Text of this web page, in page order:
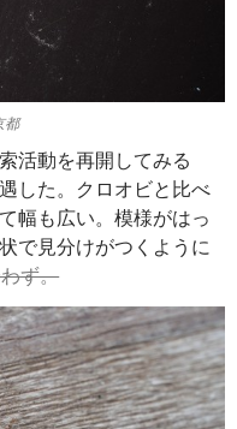
都
活動を再開してみる
した。クロオビと比べ
幅も広い。模様がはっ
で見分けがつくように
ず。